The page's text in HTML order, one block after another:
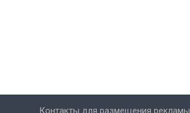
Контакты для размещения рекламы